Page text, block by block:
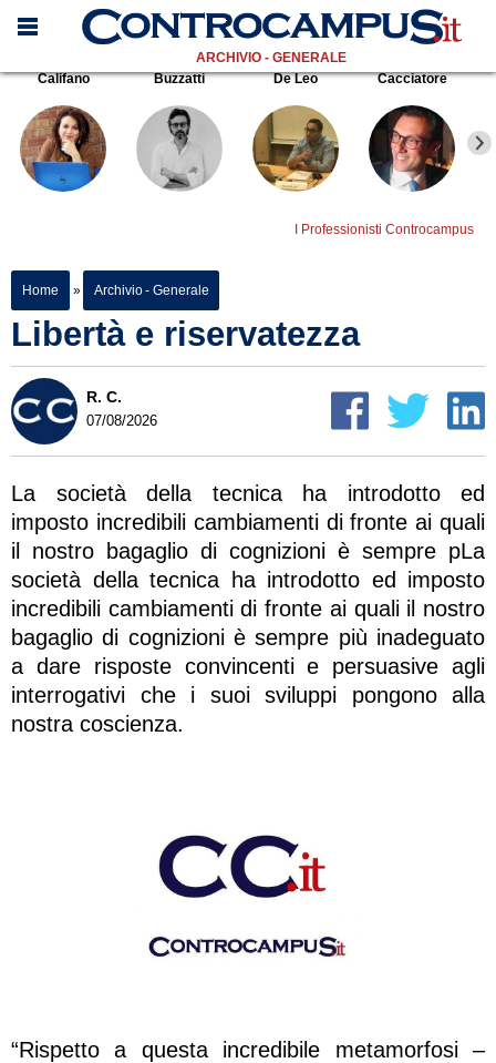
ARCHIVIO - GENERALE
Califano
Buzzatti De Leo Cacciatore
I Professionisti Controcampus
Home » Archivio - Generale
Libertà e riservatezza
R. C.
07/08/2026
La società della tecnica ha introdotto ed
imposto incredibili cambiamenti di fronte ai quali
il nostro bagaglio di cognizioni è sempre pLa
società della tecnica ha introdotto ed imposto
incredibili cambiamenti di fronte ai quali il nostro
bagaglio di cognizioni è sempre più inadeguato
a dare risposte convincenti e persuasive agli
interrogativi che i suoi sviluppi pongono alla
nostra coscienza.
“Rispetto a questa incredibile metamorfosi –